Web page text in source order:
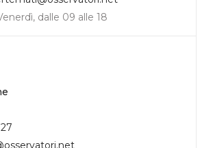
dalle 09 alle 18